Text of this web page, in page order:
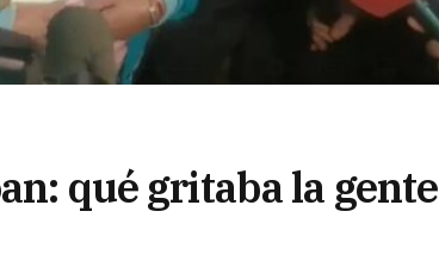
qué gritaba la gente